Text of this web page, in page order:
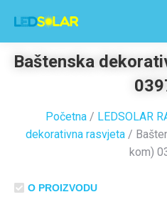
Baštenska
Početna / LEDSOLAR
dekorativna rasvjeta/
kom)
O PROIZVODU